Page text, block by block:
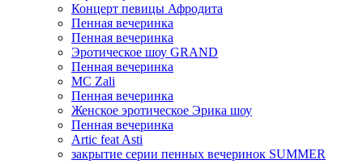
Концерт певицы Афродита
Пенная вечеринка
Пенная вечеринка
Эротическое шоу GRAND
Пенная вечеринка
MC Zali
Пенная вечеринка
Женское эротическое Эрика шоу
Пенная вечеринка
Artic feat Asti
закрытие серии пенных вечеринок SUMMER